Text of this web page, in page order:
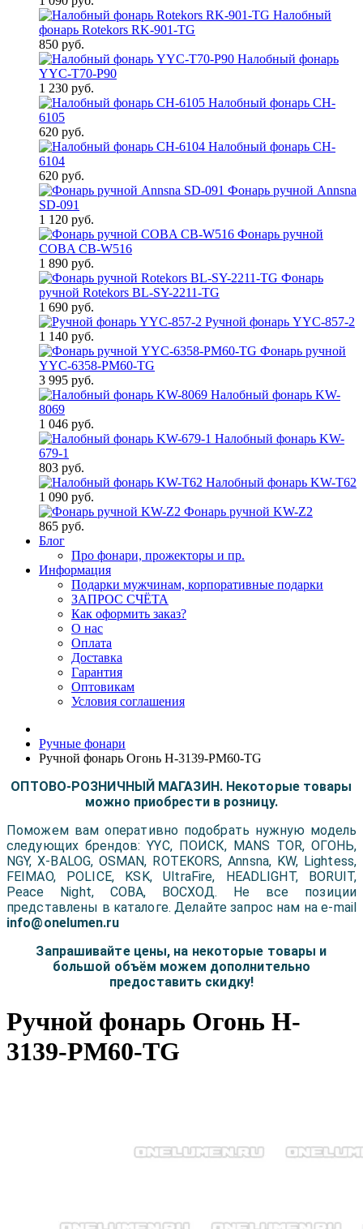
Налобный
фонарь Rotekors RK-901-TG
850 руб.
Налобный фонарь
YYC-T70-P90
1 230 руб.
Налобный фонарь CH-
6105
620 руб.
Налобный фонарь CH-
6104
620 руб.
Фонарь ручной Annsna
SD-091
1 120 руб.
Фонарь ручной
COBA CB-W516
1 890 руб.
Фонарь
ручной Rotekors BL-SY-2211-TG
1 690 руб.
Ручной фонарь YYC-857-2
1 140 руб.
Фонарь ручной
YYC-6358-PM60-TG
3 995 руб.
Налобный фонарь KW-
8069
1 046 руб.
Налобный фонарь KW-
679-1
803 руб.
Налобный фонарь KW-T62
1 090 руб.
Фонарь ручной KW-Z2
865 руб.
Блог
Про фонари, прожекторы и пр.
Информация
Подарки мужчинам, корпоративные подарки
ЗАПРОС СЧЁТА
Как оформить заказ?
О нас
Оплата
Доставка
Гарантия
Оптовикам
Условия соглашения
Ручные фонари
Ручной фонарь Огонь H-3139-PM60-TG
ОПТОВО-РОЗНИЧНЫЙ МАГАЗИН. Некоторые товары
можно приобрести в розницу.
Поможем вам оперативно подобрать нужную модель
следующих брендов: YYC, ПОИСК, MANS TOR, ОГОНЬ,
NGY, X-BALOG, OSMAN, ROTEKORS, Annsna, KW, Lightess,
FEIMAO, POLICE, KSK, UltraFire, HEADLIGHT, BORUIT,
Peace Night, COBA, ВОСХОД. Не все позиции
представлены в каталоге. Делайте запрос нам на e-mail
info@onelumen.ru
Запрашивайте цены, на некоторые товары и
большой объём можем дополнительно
предоставить скидку!
Ручной фонарь Огонь H-
3139-PM60-TG